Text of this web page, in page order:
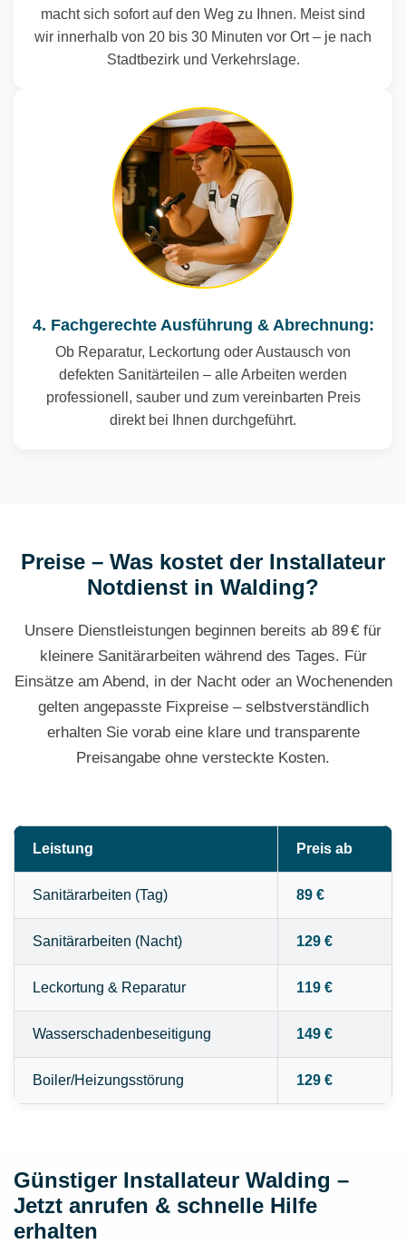
macht sich sofort auf den Weg zu Ihnen. Meist sind
wir innerhalb von 20 bis 30 Minuten vor Ort – je nach
Stadtbezirk und Verkehrslage.
4. Fachgerechte Ausführung & Abrechnung:
Ob Reparatur, Leckortung oder Austausch von
defekten Sanitärteilen – alle Arbeiten werden
professionell, sauber und zum vereinbarten Preis
direkt bei Ihnen durchgeführt.
Preise – Was kostet der Installateur
Notdienst in Walding?
Unsere Dienstleistungen beginnen bereits ab 89 € für
kleinere Sanitärarbeiten während des Tages. Für
Einsätze am Abend, in der Nacht oder an Wochenenden
gelten angepasste Fixpreise – selbstverständlich
erhalten Sie vorab eine klare und transparente
Preisangabe ohne versteckte Kosten.
Leistung Preis ab
Sanitärarbeiten (Tag) 89 €
Sanitärarbeiten (Nacht) 129 €
Leckortung & Reparatur 119 €
Wasserschadenbeseitigung 149 €
Boiler/Heizungsstörung 129 €
Günstiger Installateur Walding –
Jetzt anrufen & schnelle Hilfe
erhalten